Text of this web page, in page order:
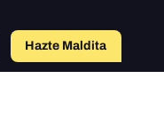
Hazte Maldita